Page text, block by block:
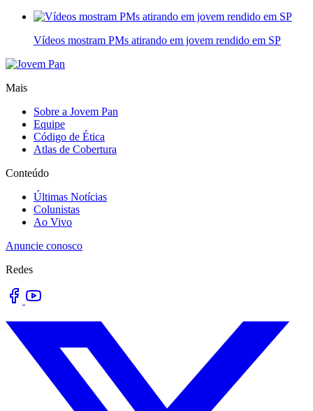
Vídeos mostram PMs atirando em jovem rendido em SP
Mais
Sobre a Jovem Pan
Equipe
Código de Ética
Atlas de Cobertura
Conteúdo
Últimas Notícias
Colunistas
Ao Vivo
Anuncie conosco
Redes